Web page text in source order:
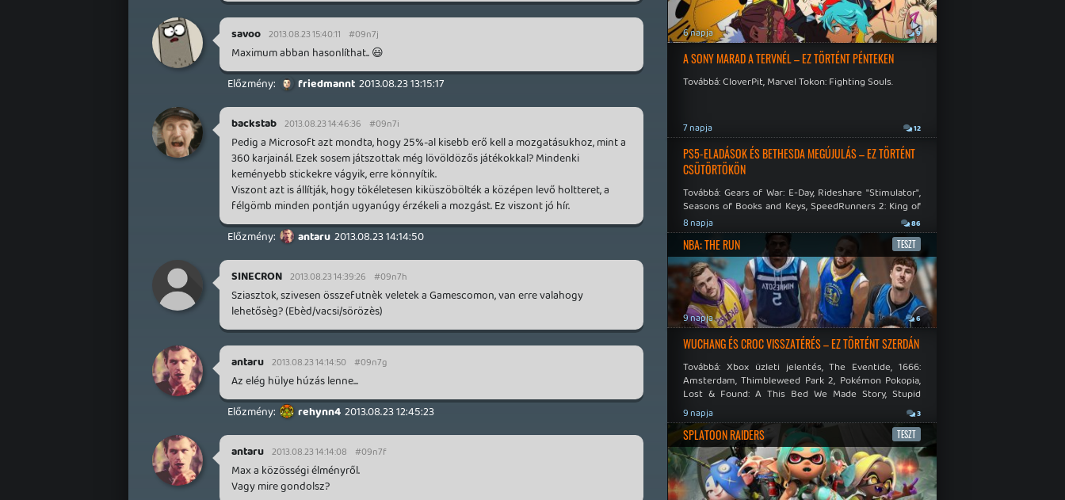
savoo 2013.08.23 15:40:11 #09n7j
Maximum abban hasonlíthat.. 😃
friedmannt 2013.08.23 13:15:17
backstab 2013.08.23 14:46:36 #09n7i
Pedig a Microsoft azt mondta, hogy 25%-al kisebb erő kell a mozgatásukhoz, mint a
360 karjainál. Ezek sosem játszottak még lövöldözős játékokkal? Mindenki
keményebb stickekre vágyik, erre könnyítik.
Viszont azt is állítják, hogy tökéletesen kiküszöbölték a középen levő holtteret, a
félgömb minden pontján ugyanúgy érzékeli a mozgást. Ez viszont jó hír.
antaru 2013.08.23 14:14:50
SINECRON 2013.08.23 14:39:26 #09n7h
Sziasztok, szivesen összefutnèk veletek a Gamescomon, van erre valahogy
lehetősèg? (Ebèd/vacsi/sörözès)
antaru 2013.08.23 14:14:50 #09n7g
Az elég hülye húzás lenne...
rehynn4 2013.08.23 12:45:23
antaru 2013.08.23 14:14:08 #09n7f
Max a közösségi élményről.
Vagy mire gondolsz?
6 napja 9
A SONY MARAD A TERVNÉL – EZ TÖRTÉNT PÉNTEKEN
Továbbá: CloverPit, Marvel Tokon: Fighting Souls.
7 napja 12
PS5-ELADÁSOK ÉS BETHESDA MEGÚJULÁS – EZ TÖRTÉNT
CSÜTÖRTÖKÖN
Továbbá: Gears of War: E-Day, Rideshare "Stimulator",
Seasons of Books and Keys, SpeedRunners 2: King of
Speed.
8 napja 86
NBA: THE RUN TESZT
9 napja 6
WUCHANG ÉS CROC VISSZATÉRÉS – EZ TÖRTÉNT SZERDÁN
Továbbá: Xbox üzleti jelentés, The Eventide, 1666:
Amsterdam, Thimbleweed Park 2, Pokémon Pokopia,
Lost & Found: A This Bed We Made Story, Stupid
Never Dies.
9 napja 3
SPLATOON RAIDERS TESZT